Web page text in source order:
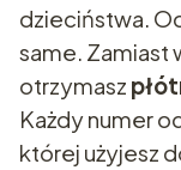
dzieciństwa.
same. Zamiast
otrzymasz
Każdy numer
której użyjesz